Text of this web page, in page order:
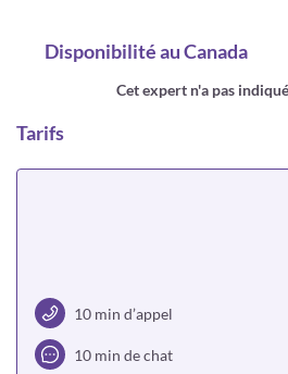
Disponibilitéau Canada
Cet expert n'a pas
Tarifs
10 min d’appel
10 min de chat